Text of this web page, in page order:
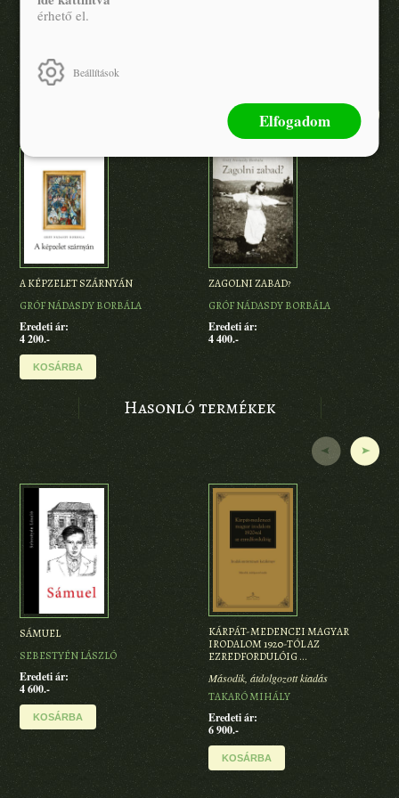
A szerző további művei
A KÉPZELET SZÁRNYÁN
GRÓF NÁDASDY BORBÁLA
Eredeti ár:
4 200.-
KOSÁRBA
ZAGOLNI ZABAD?
GRÓF NÁDASDY BORBÁLA
Eredeti ár:
4 400.-
Hasonló termékek
SÁMUEL
SEBESTYÉN LÁSZLÓ
Eredeti ár:
4 600.-
KOSÁRBA
KÁRPÁT-MEDENCEI MAGYAR
IRODALOM 1920-TÓL AZ
EZREDFORDULÓIG …
Második, átdolgozott kiadás
TAKARÓ MIHÁLY
Eredeti ár:
6 900.-
KOSÁRBA
3
érhető el.
Beállítások
Elfogadom